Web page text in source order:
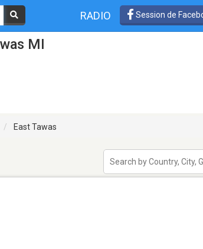
RADIO Session de
MI
East Tawas